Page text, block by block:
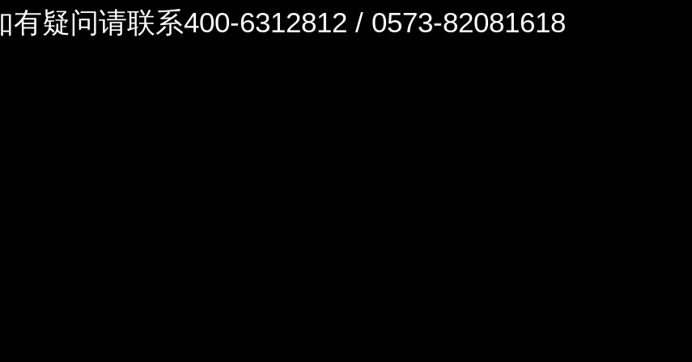
疑问请联系400-6312812 / 0573-82081618